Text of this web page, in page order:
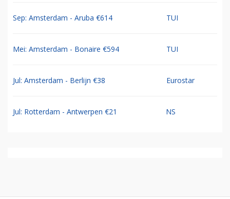
Sep: Amsterdam - Aruba €614 TUI
Mei: Amsterdam - Bonaire €594 TUI
Jul: Amsterdam - Berlijn €38 Eurostar
Jul: Rotterdam - Antwerpen €21 NS